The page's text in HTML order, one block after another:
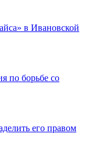
в Ивановской
по борьбе со
его правом